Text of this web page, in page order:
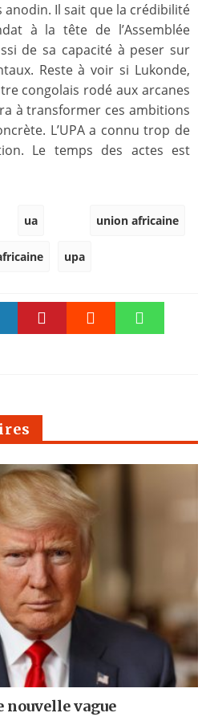
anodin. Il sait que la crédibilité
à la tête de l’Assemblée
de sa capacité à peser sur
Reste à voir si Lukonde,
congolais rodé aux arcanes
à transformer ces ambitions
L’UPA a connu trop de
Le temps des actes est
ua union africaine
upa
nouvelle vague